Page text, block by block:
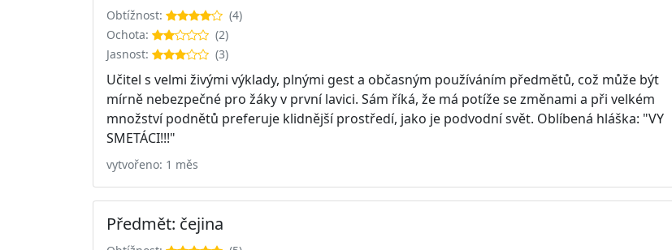
Obtížnost:
(4)
Ochota:
(2)
Jasnost:
(3)
Učitel s velmi živými výklady, plnými gest a občasným používáním předmětů, což může být
mírně nebezpečné pro žáky v první lavici. Sám říká, že má potíže se změnami a při velkém
množství podnětů preferuje klidnější prostředí, jako je podvodní svět. Oblíbená hláška: "VY
SMETÁCI!!!"
vytvořeno: 1 měs
Předmět: čejina